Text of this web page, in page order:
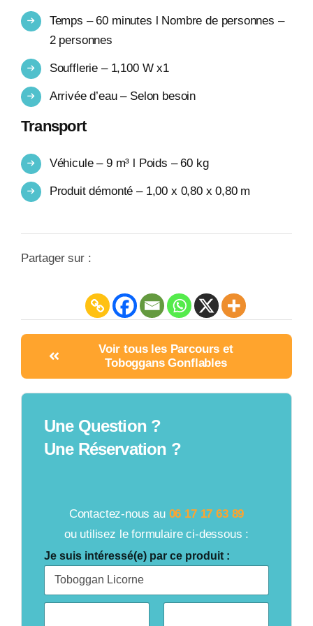
Temps – 60 minutes l Nombre de personnes –
2 personnes
Soufflerie – 1,100 W x1
Arrivée d’eau – Selon besoin
Transport
Véhicule – 9 m³ l Poids – 60 kg
Produit démonté – 1,00 x 0,80 x 0,80 m
Partager sur :
Voir tous les Parcours et
Toboggans Gonflables
Une Question ?
Une Réservation ?
Contactez-nous au 06 17 17 63 89
ou utilisez le formulaire ci-dessous :
Je suis intéressé(e) par ce produit :
C